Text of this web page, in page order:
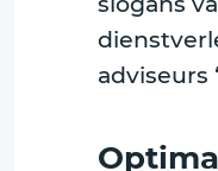
adviseurs